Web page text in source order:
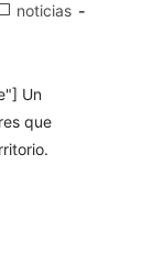
noticias
Un
que